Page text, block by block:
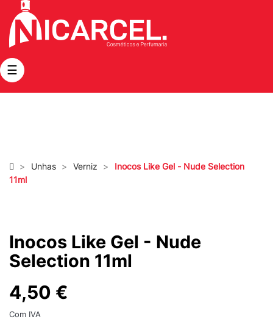
Toggle
navigation
☰
Unhas Verniz
Inocos Like Gel - Nude Selection
11ml
Inocos Like Gel - Nude
Selection 11ml
4,50 €
Com IVA